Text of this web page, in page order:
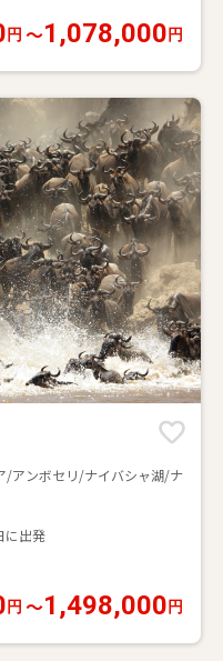
円 〜1,078,000 円
/アンボセリ/ナイバシャ湖/ナ
に出発
円 〜1,498,000 円